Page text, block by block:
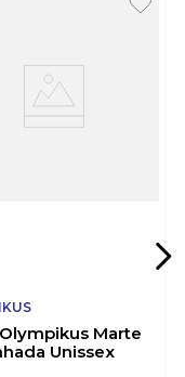
Marte
Unissex